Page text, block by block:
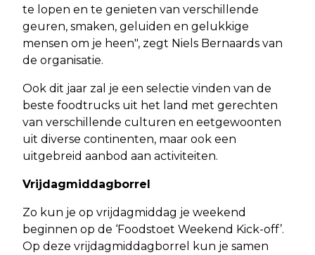
te lopen en te genieten van verschillende
geuren, smaken, geluiden en gelukkige
mensen om je heen", zegt Niels Bernaards van
de organisatie.
Ook dit jaar zal je een selectie vinden van de
beste foodtrucks uit het land met gerechten
van verschillende culturen en eetgewoonten
uit diverse continenten, maar ook een
uitgebreid aanbod aan activiteiten.
Vrijdagmiddagborrel
Zo kun je op vrijdagmiddag je weekend
beginnen op de ‘Foodstoet Weekend Kick-off’.
Op deze vrijdagmiddagborrel kun je samen